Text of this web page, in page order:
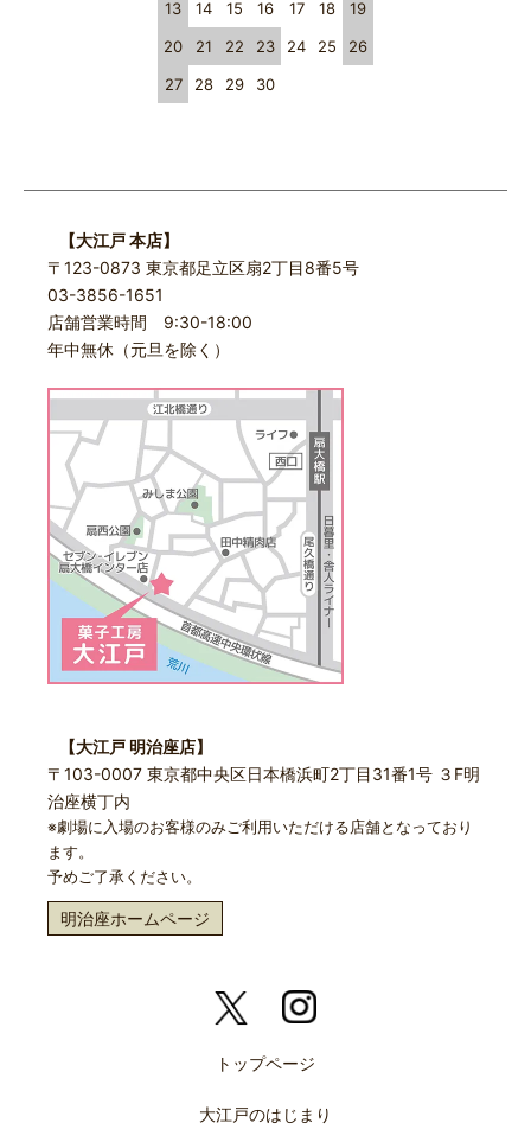
13
14 15 16 17 18
19
20
21 22 23 24 25
26
27
28 29 30
【大江戸 本店】
〒123-0873 東京都足立区扇2丁目8番5号
03-3856-1651
店舗営業時間 9:30-18:00
年中無休（元旦を除く）
【大江戸 明治座店】
〒103-0007 東京都中央区日本橋浜町2丁目31番1号 ３F明
治座横丁内
※劇場に入場のお客様のみご利用いただける店舗となっており
ます。
予めご了承ください。
明治座ホームページ
トップページ
大江戸のはじまり